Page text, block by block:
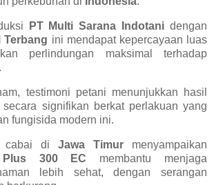
PT Multi Sarana Indotani dengan
Terbang ini mendapat kepercayaan luas
perlindungan maksimal terhadap
testimoni petani menunjukkan hasil
signifikan berkat perlakuan yang
fungisida modern ini.
cabai di Jawa Timur menyampaikan
Plus 300 EC membantu menjaga
lebih sehat, dengan serangan